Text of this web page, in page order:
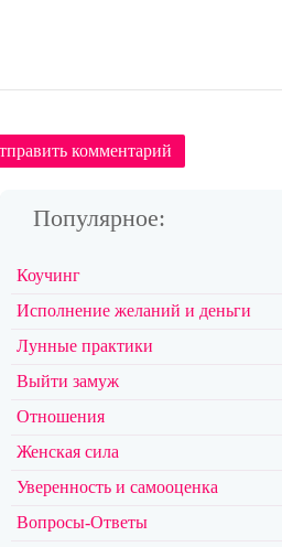
комментарий
Популярное:
Коучинг
Исполнение желаний и деньги
Лунные практики
Выйти замуж
Отношения
Женская сила
Уверенность и самооценка
Вопросы-Ответы